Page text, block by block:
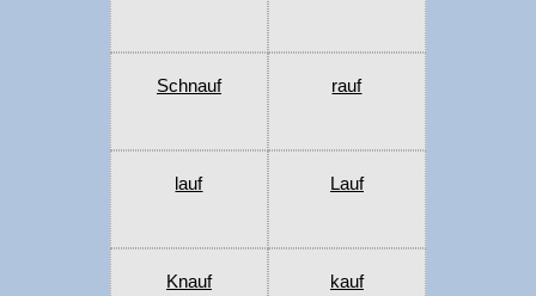
Schnauf rauf
lauf Lauf
Knauf kauf